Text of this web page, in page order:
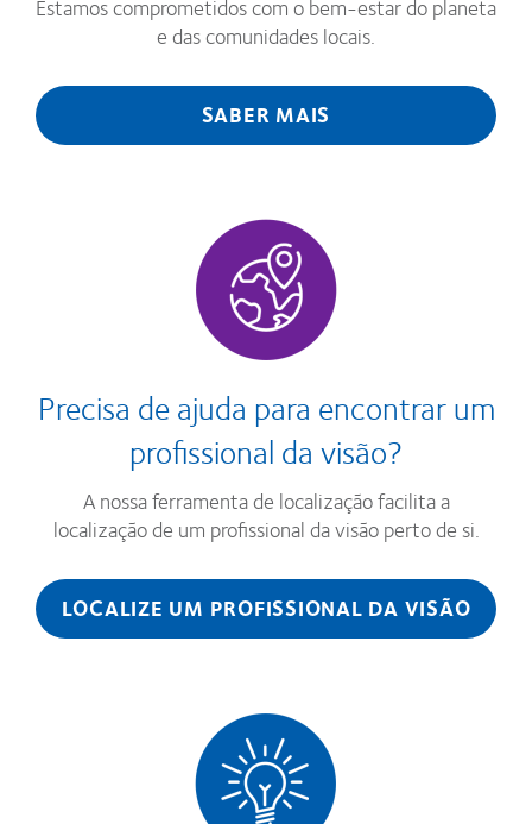
Estamos comprometidos com o bem-estar do planeta
e das comunidades locais.
SABER MAIS
Precisa de ajuda para encontrar um
profissional da visão?
A nossa ferramenta de localização facilita a
localização de um profissional da visão perto de si.
LOCALIZE UM PROFISSIONAL DA VISÃO